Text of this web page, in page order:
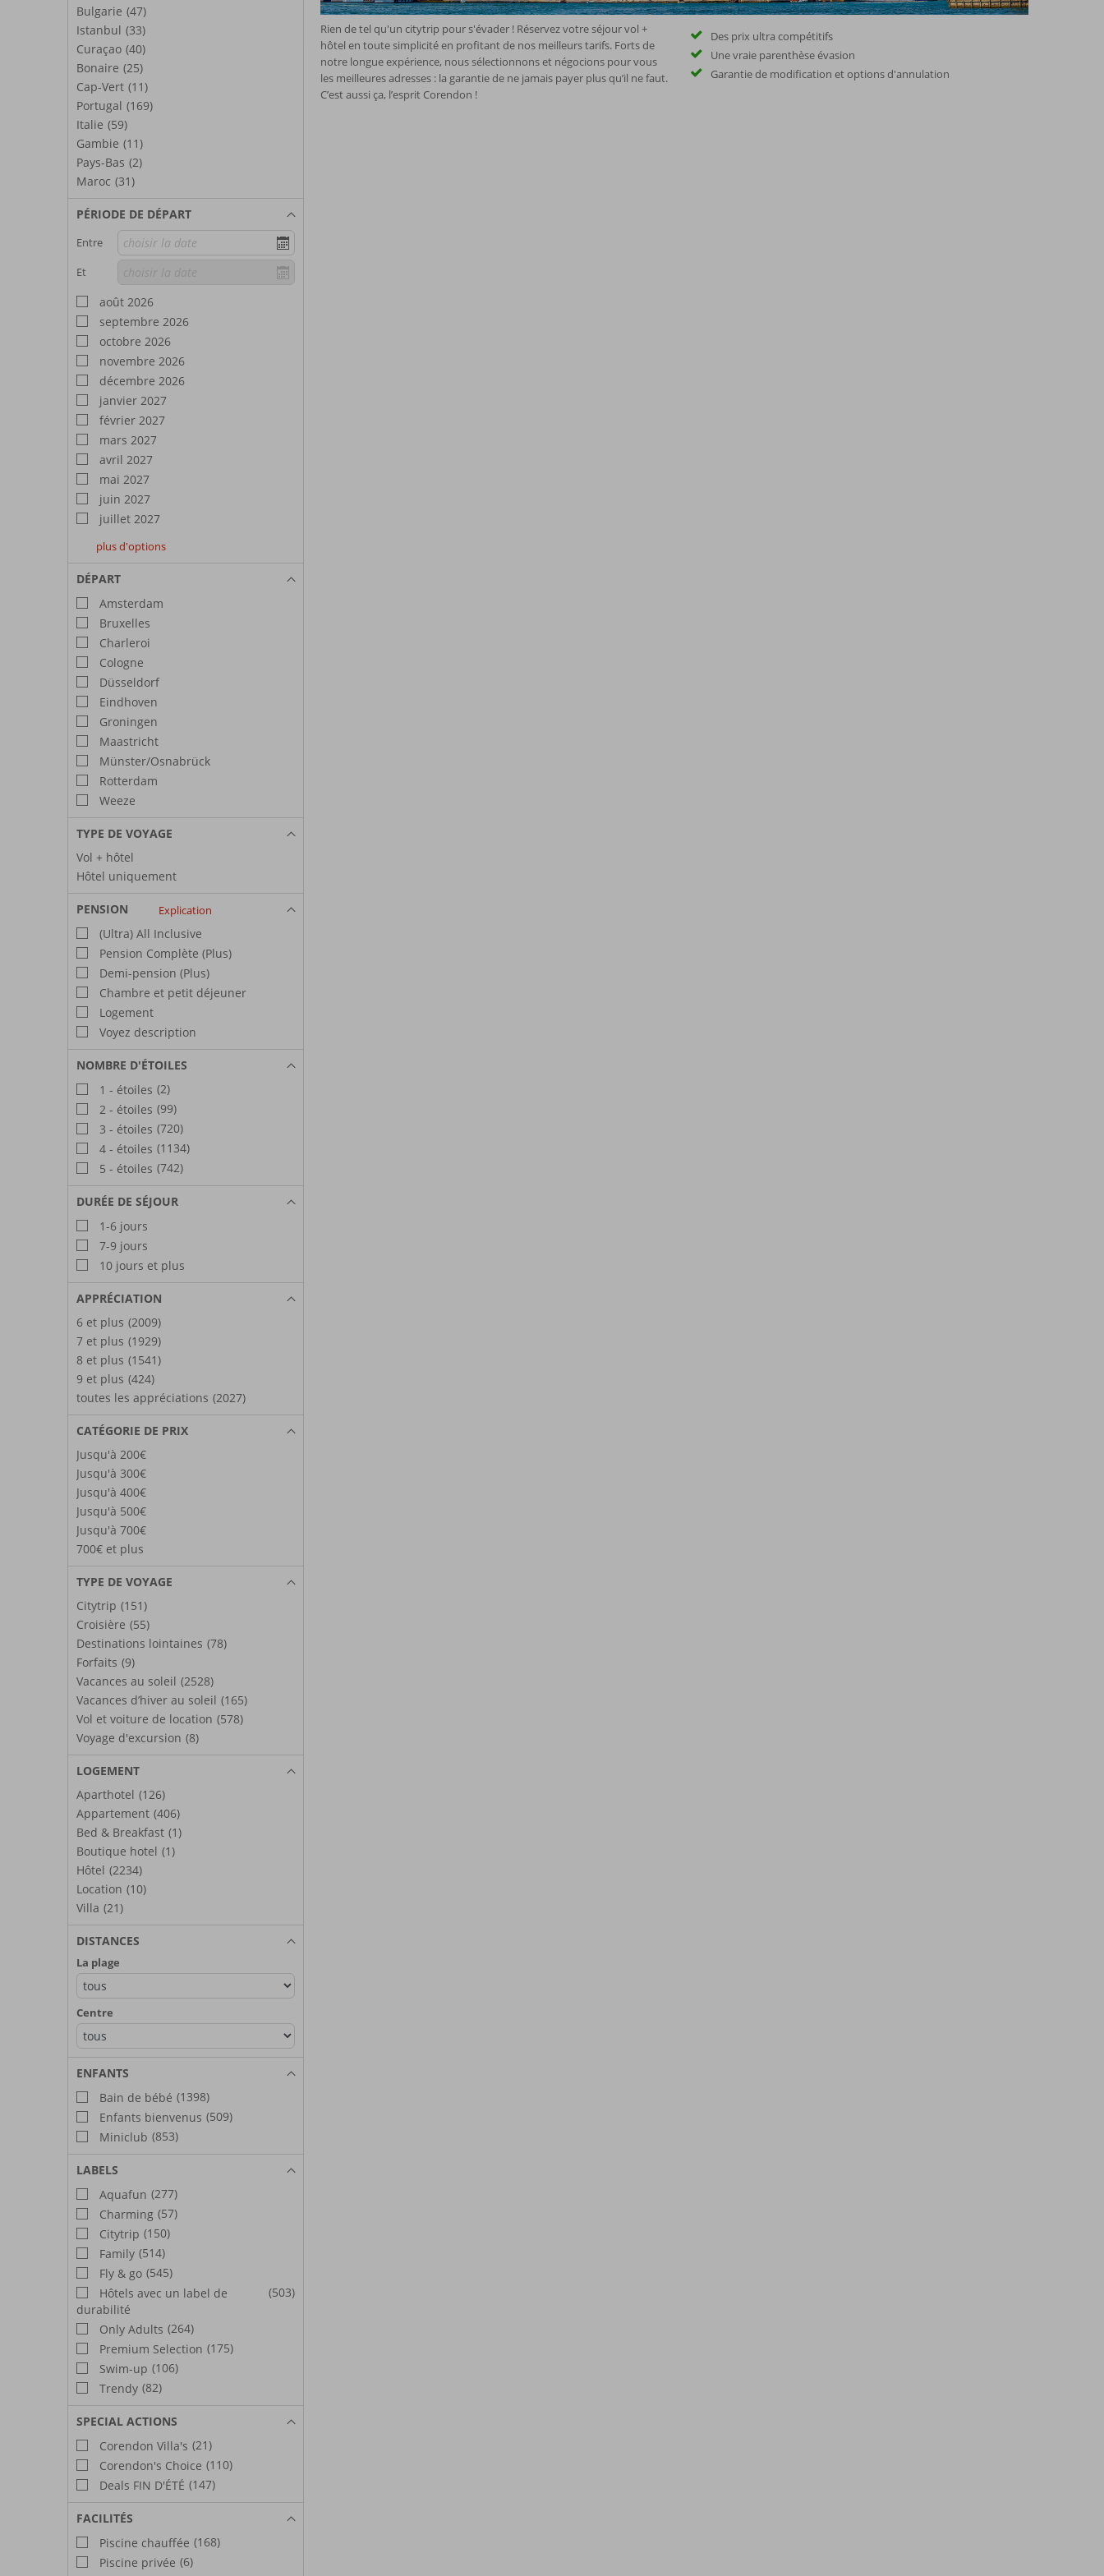
Bulgarie (47)
Istanbul (33)
Curaçao (40)
Bonaire (25)
Cap-Vert (11)
Portugal (169)
Italie (59)
Gambie (11)
Pays-Bas (2)
Maroc (31)
PÉRIODE DE DÉPART
Entre
Et
août 2026
septembre 2026
octobre 2026
novembre 2026
décembre 2026
janvier 2027
février 2027
mars 2027
avril 2027
mai 2027
juin 2027
juillet 2027
août
2027
septembre
2027
octobre
2027
plus d'options
DÉPART
Amsterdam
Bruxelles
Charleroi
Cologne
Düsseldorf
Eindhoven
Groningen
Maastricht
Münster/Osnabrück
Rotterdam
Weeze
TYPE DE VOYAGE
Vol + hôtel
Hôtel uniquement
PENSION Explication
(Ultra) All Inclusive
Pension Complète (Plus)
Demi-pension (Plus)
Chambre et petit déjeuner
Logement
Voyez description
NOMBRE D'ÉTOILES
1 - étoiles (2)
2 - étoiles (99)
3 - étoiles (720)
4 - étoiles (1134)
5 - étoiles (742)
DURÉE DE SÉJOUR
1-6 jours
7-9 jours
10 jours et plus
APPRÉCIATION
6 et plus (2009)
7 et plus (1929)
8 et plus (1541)
9 et plus (424)
toutes les appréciations (2027)
CATÉGORIE DE PRIX
Jusqu'à 200€
Jusqu'à 300€
Jusqu'à 400€
Jusqu'à 500€
Jusqu'à 700€
700€ et plus
TYPE DE VOYAGE
Citytrip (151)
Croisière (55)
Destinations lointaines (78)
Forfaits (9)
Vacances au soleil (2528)
Vacances d’hiver au soleil (165)
Vol et voiture de location (578)
Voyage d'excursion (8)
LOGEMENT
Aparthotel (126)
Appartement (406)
Bed & Breakfast (1)
Boutique hotel (1)
Hôtel (2234)
Location (10)
Villa (21)
DISTANCES
La plage
Centre
ENFANTS
Bain de bébé (1398)
Enfants bienvenus (509)
Miniclub (853)
LABELS
Aquafun (277)
Charming (57)
Citytrip (150)
Family (514)
Fly & go (545)
Hôtels avec un label de
durabilité
(503)
Only Adults (264)
Premium Selection (175)
Swim-up (106)
Trendy (82)
SPECIAL ACTIONS
Corendon Villa's (21)
Corendon's Choice (110)
Deals FIN D'ÉTÉ (147)
FACILITÉS
Piscine chauffée (168)
Piscine privée (6)
Rien de tel qu'un citytrip pour s'évader ! Réservez votre séjour vol +
hôtel en toute simplicité en profitant de nos meilleurs tarifs. Forts de
notre longue expérience, nous sélectionnons et négocions pour vous
les meilleures adresses : la garantie de ne jamais payer plus qu’il ne faut.
C’est aussi ça, l’esprit Corendon !
Des prix ultra compétitifs
Une vraie parenthèse évasion
Garantie de modification et options d'annulation